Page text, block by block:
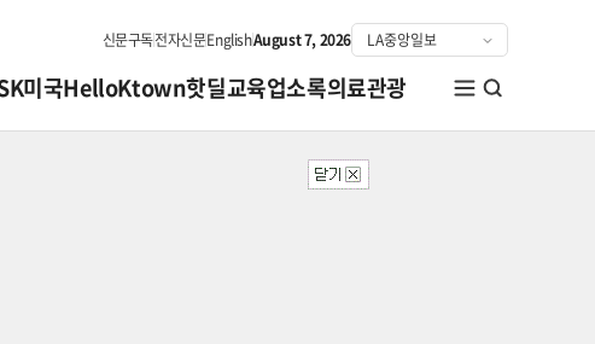
신문구독전자신문EnglishAugust 7, 2026
미국HelloKtown핫딜교육업소록의료관광